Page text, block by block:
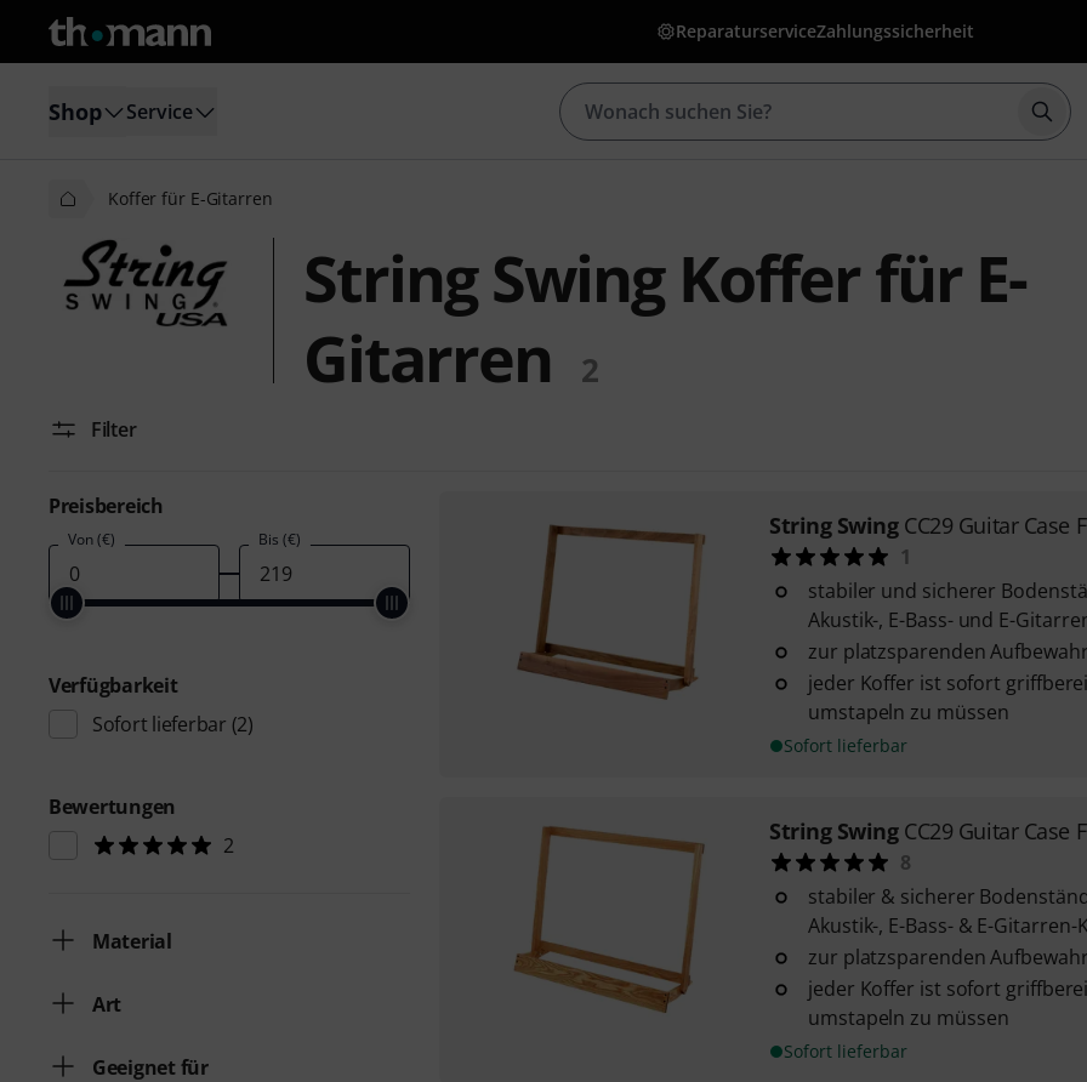
ReparaturserviceZahlungssicherheit
Shop Service
Koffer für E-Gitarren
String Swing Koffer für E-
Gitarren
2
Filter
Preisbereich
Von (€) Bis (€)
Verfügbarkeit
Sofort lieferbar (2)
Bewertungen
2
Material
Art
Geeignet für
String Swing CC29 Guitar Case
1
stabiler und sicherer
Akustik-, E-Bass- und E-
zur platzsparenden
jeder Koffer ist sofort
umstapeln zu müssen
Sofort lieferbar
String Swing CC29 Guitar Case
8
stabiler & sicherer
Akustik-, E-Bass- & E-Gitarren-
zur platzsparenden
jeder Koffer ist sofort
umstapeln zu müssen
Sofort lieferbar